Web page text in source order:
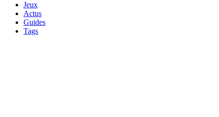
Jeux
Actus
Guides
Tags